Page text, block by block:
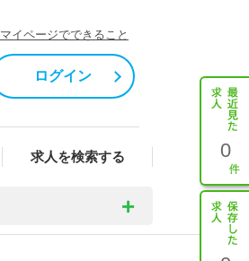
マイページでできること
ログイン
求人を検索する 0